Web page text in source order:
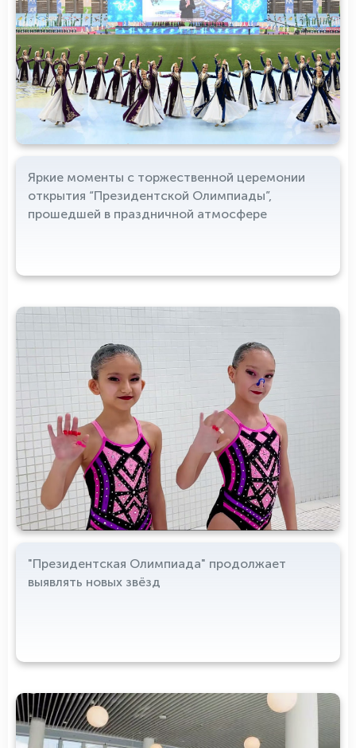
Яркие моменты с торжественной церемонии
открытия “Президентской Олимпиады”,
прошедшей в праздничной атмосфере
"Президентская Олимпиада" продолжает
выявлять новых звёзд